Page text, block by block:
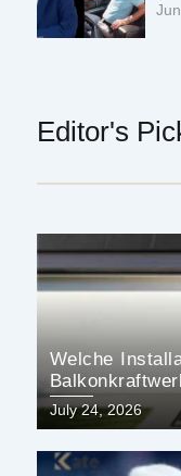
Editor's
Welche
Posted
on
July 24, 2026